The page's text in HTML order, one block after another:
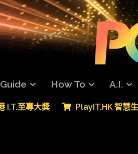
How To A.I.
I.T.至專大獎 PlayIT.HK 智慧